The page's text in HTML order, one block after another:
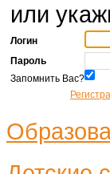
или
Логин
Пароль
Запомнить Вас?